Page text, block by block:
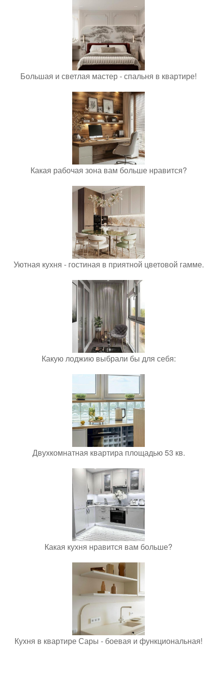
Большая и светлая мастер - спальня в квартире!
Какая рабочая зона вам больше нравится?
Уютная кухня - гостиная в приятной цветовой гамме.
Какую лоджию выбрали бы для себя:
Двухкомнатная квартира площадью 53 кв.
Какая кухня нравится вам больше?
Кухня в квартире Сары - боевая и функциональная!